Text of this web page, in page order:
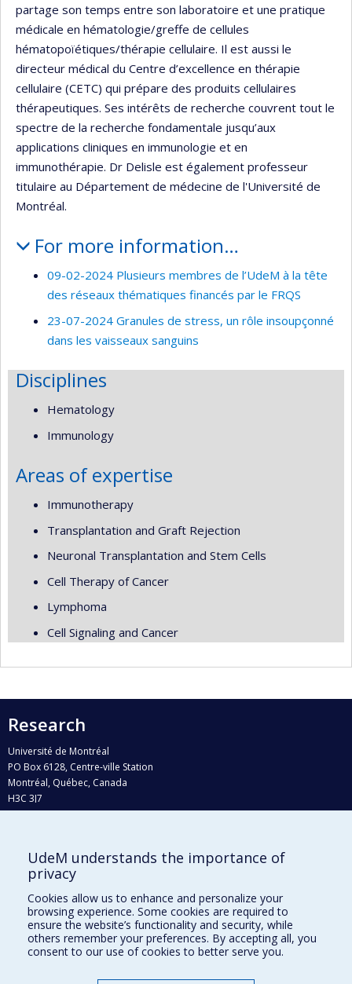
partage son temps entre son laboratoire et une pratique
médicale en hématologie/greffe de cellules
hématopoïétiques/thérapie cellulaire. Il est aussi le
directeur médical du Centre d’excellence en thérapie
cellulaire (CETC) qui prépare des produits cellulaires
thérapeutiques. Ses intérêts de recherche couvrent tout le
spectre de la recherche fondamentale jusqu’aux
applications cliniques en immunologie et en
immunothérapie. Dr Delisle est également professeur
titulaire au Département de médecine de l'Université de
Montréal.
For more information…
09-02-2024 Plusieurs membres de l’UdeM à la tête
des réseaux thématiques financés par le FRQS
23-07-2024 Granules de stress, un rôle insoupçonné
dans les vaisseaux sanguins
Disciplines
Hematology
Immunology
Areas of expertise
Immunotherapy
Transplantation and Graft Rejection
Neuronal Transplantation and Stem Cells
Cell Therapy of Cancer
Lymphoma
Cell Signaling and Cancer
Research
Université de Montréal
PO Box 6128, Centre-ville Station
Montréal, Québec, Canada
H3C 3J7
Who does what?
Find us
Site map
Accessibility
UdeM understands the importance of
privacy
Cookies allow us to enhance and personalize your
browsing experience. Some cookies are required to
ensure the website’s functionality and security, while
others remember your preferences. By accepting all, you
consent to our use of cookies to better serve you.